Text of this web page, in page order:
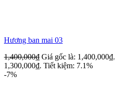
Hương ban mai 03
1,400,000₫ Giá gốc là: 1,400,000₫.
1,300,000₫. Tiết kiệm: 7.1%
-7%